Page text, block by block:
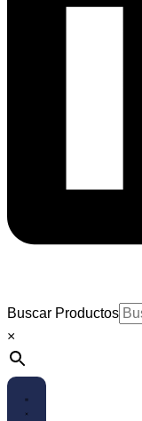
Buscar Productos
×